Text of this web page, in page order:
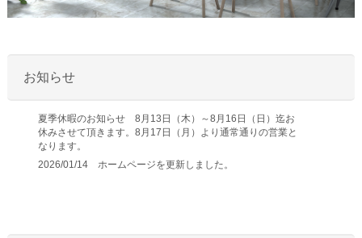
お知らせ
夏季休暇のお知らせ 8月13日（木）～8月16日（日）迄お
休みさせて頂きます。8月17日（月）より通常通りの営業と
なります。
2026/01/14 ホームページを更新しました。